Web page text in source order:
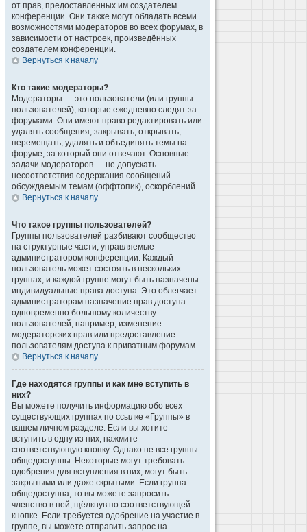
от прав, предоставленных им создателем
конференции. Они также могут обладать всеми
возможностями модераторов во всех форумах, в
зависимости от настроек, произведённых
создателем конференции.
Вернуться к началу
Кто такие модераторы?
Модераторы — это пользователи (или группы
пользователей), которые ежедневно следят за
форумами. Они имеют право редактировать или
удалять сообщения, закрывать, открывать,
перемещать, удалять и объединять темы на
форуме, за который они отвечают. Основные
задачи модераторов — не допускать
несоответствия содержания сообщений
обсуждаемым темам (оффтопик), оскорблений.
Вернуться к началу
Что такое группы пользователей?
Группы пользователей разбивают сообщество
на структурные части, управляемые
администратором конференции. Каждый
пользователь может состоять в нескольких
группах, и каждой группе могут быть назначены
индивидуальные права доступа. Это облегчает
администраторам назначение прав доступа
одновременно большому количеству
пользователей, например, изменение
модераторских прав или предоставление
пользователям доступа к приватным форумам.
Вернуться к началу
Где находятся группы и как мне вступить в
них?
Вы можете получить информацию обо всех
существующих группах по ссылке «Группы» в
вашем личном разделе. Если вы хотите
вступить в одну из них, нажмите
соответствующую кнопку. Однако не все группы
общедоступны. Некоторые могут требовать
одобрения для вступления в них, могут быть
закрытыми или даже скрытыми. Если группа
общедоступна, то вы можете запросить
членство в ней, щёлкнув по соответствующей
кнопке. Если требуется одобрение на участие в
группе, вы можете отправить запрос на